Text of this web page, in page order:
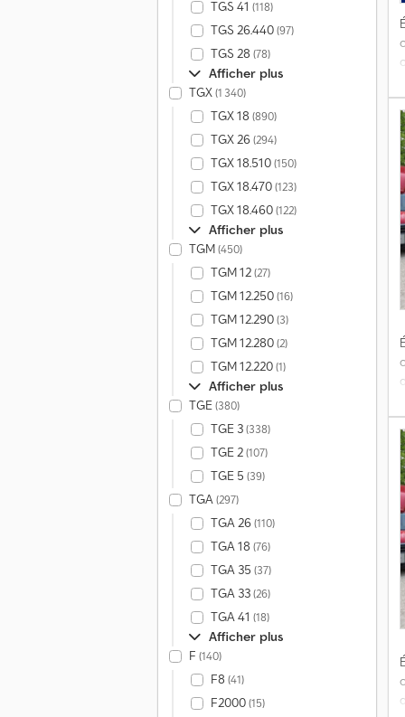
TGS 41 (118)
TGS 26.440(97)
TGS 28 (78)
Afficher plus
TGX(1 340)
TGX 18 (890)
TGX 26(294)
TGX 18.510(150)
TGX 18.470(123)
TGX 18.460(122)
Afficher plus
TGM(450)
TGM 12(27)
TGM 12.250(16)
TGM 12.290(3)
TGM 12.280(2)
TGM 12.220(1)
Afficher plus
TGE(380)
TGE 3(338)
TGE 2(107)
TGE 5 (39)
TGA(297)
TGA 26(110)
TGA 18 (76)
TGA 35 (37)
TGA 33(26)
TGA 41 (18)
Afficher plus
F (140)
F8 (41)
F2000(15)